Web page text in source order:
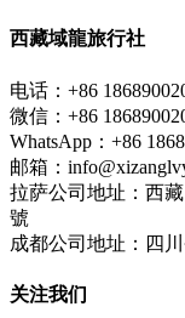
西藏域龍旅行社
电话：+86
微信：+86
WhatsApp：+86
邮箱：
拉萨公司地址：西
號
成都公司地址：四
关注我们